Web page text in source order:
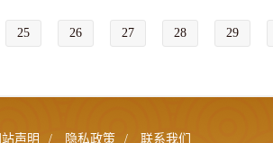
25 26 27 28 29
站声明 / 隐私政策 / 联系我们